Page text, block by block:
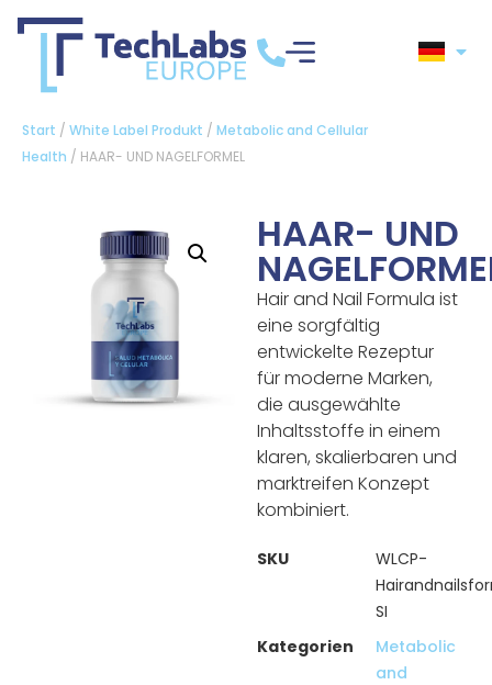
Start / White Label Produkt / Metabolic and Cellular
Health / HAAR- UND NAGELFORMEL
HAAR- UND
Hair and Nail Formula ist
eine sorgfältig
entwickelte Rezeptur
für moderne Marken,
die ausgewählte
Inhaltsstoffe in einem
klaren, skalierbaren und
marktreifen Konzept
kombiniert.
SKU
WLCP-
SI
Kategorien
Metabolic
and